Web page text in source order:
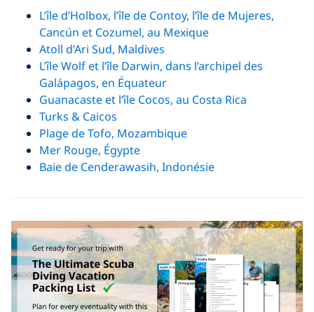
L’île d’Holbox, l’île de Contoy, l’île de Mujeres,
Cancún et Cozumel, au Mexique
Atoll d’Ari Sud, Maldives
L’île Wolf et l’île Darwin, dans l’archipel des
Galápagos, en Équateur
Guanacaste et l’île Cocos, au Costa Rica
Turks & Caicos
Plage de Tofo, Mozambique
Mer Rouge, Égypte
Baie de Cenderawasih, Indonésie